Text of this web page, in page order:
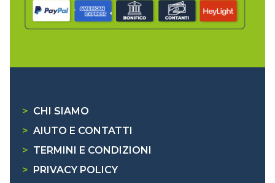
> CHI SIAMO
> AIUTO E CONTATTI
> TERMINI E CONDIZIONI
>
PRIVACY POLICY